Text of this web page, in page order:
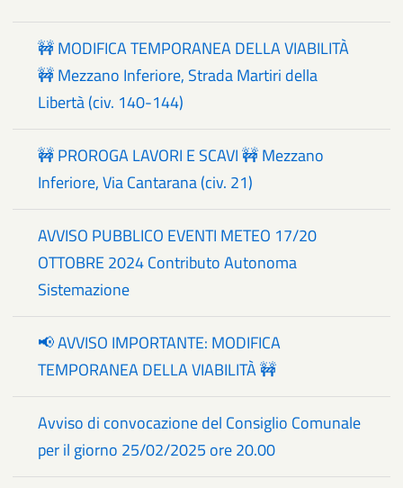
🚧 MODIFICA TEMPORANEA DELLA VIABILITÀ
🚧 Mezzano Inferiore, Strada Martiri della
Libertà (civ. 140-144)
🚧 PROROGA LAVORI E SCAVI 🚧 Mezzano
Inferiore, Via Cantarana (civ. 21)
AVVISO PUBBLICO EVENTI METEO 17/20
OTTOBRE 2024 Contributo Autonoma
Sistemazione
📢 AVVISO IMPORTANTE: MODIFICA
TEMPORANEA DELLA VIABILITÀ 🚧
Avviso di convocazione del Consiglio Comunale
per il giorno 25/02/2025 ore 20.00